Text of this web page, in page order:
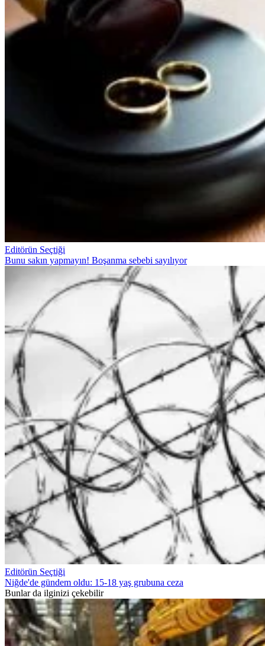
Editörün Seçtiği
Bunu sakın yapmayın! Boşanma sebebi sayılıyor
Editörün Seçtiği
Niğde'de gündem oldu: 15-18 yaş grubuna ceza
Bunlar da ilginizi çekebilir